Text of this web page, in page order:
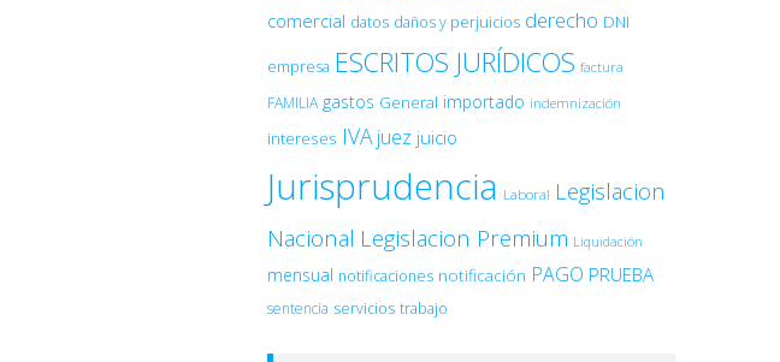
comercial datos daños y perjuicios derecho DNI
empresa ESCRITOS JURÍDICOS factura
FAMILIA gastos General importado indemnización
intereses IVA juez juicio
Jurisprudencia Laboral Legislacion
Nacional Legislacion Premium Liquidación
mensual notificaciones notificación PAGO PRUEBA
sentencia servicios trabajo